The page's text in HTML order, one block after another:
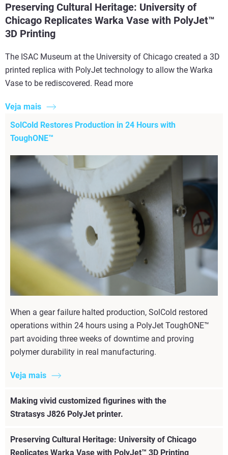
Preserving Cultural Heritage: University of
Chicago Replicates Warka Vase with PolyJet™
3D Printing
The ISAC Museum at the University of Chicago created a 3D
printed replica with PolyJet technology to allow the Warka
Vase to be rediscovered. Read more
Veja mais
SolCold Restores Production in 24 Hours with
ToughONE™
When a gear failure halted production, SolCold restored
operations within 24 hours using a PolyJet ToughONE™
part avoiding three weeks of downtime and proving
polymer durability in real manufacturing.
Veja mais
Making vivid customized figurines with the
Stratasys J826 PolyJet printer.
Preserving Cultural Heritage: University of Chicago
Replicates Warka Vase with PolyJet™ 3D Printing